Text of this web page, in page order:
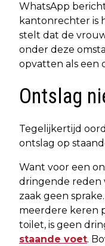
WhatsApp
kantonrechter is
stelt dat de
onder deze
opvatten als een
Ontslag
Tegelijkertijd
ontslag op
Want voor een
dringende reden
zaak geen
meerdere keren
toilet, is geen
staande voet.